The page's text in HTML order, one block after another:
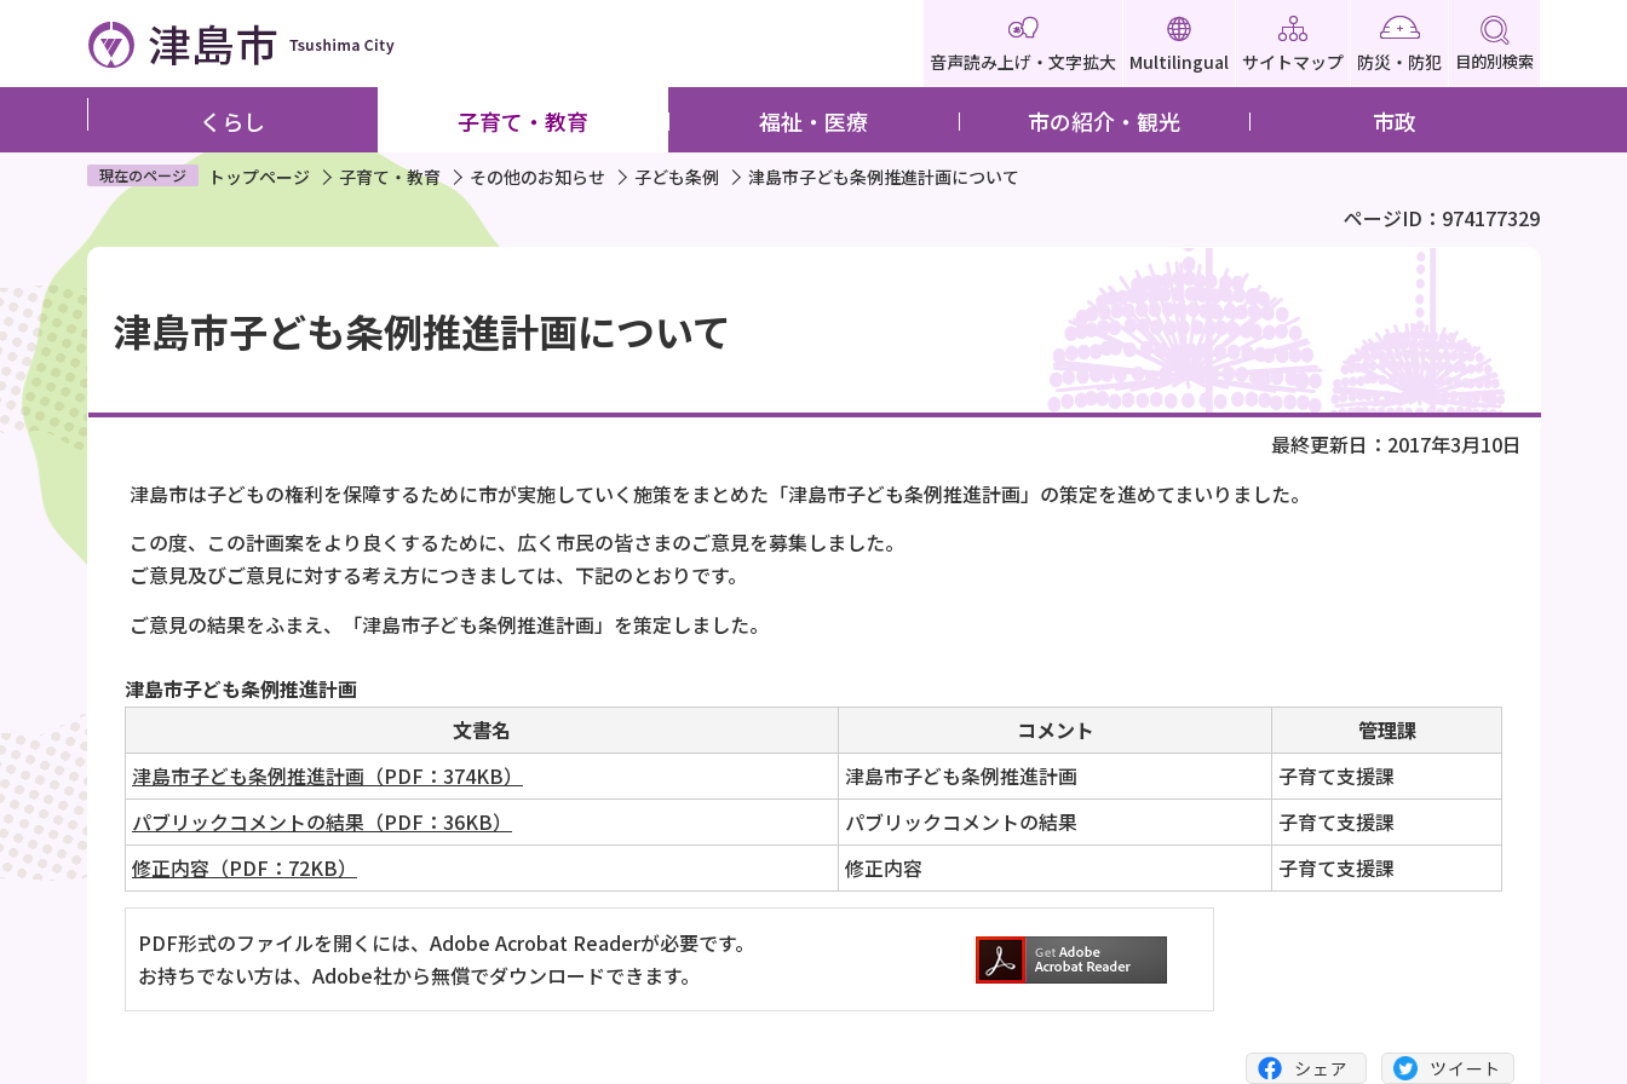
ペ
ジ
す
音声読み上げ・文字拡大 Multilingual サイトマップ 防災・防犯 目的別検索
くらし 子育て・教育 福祉・医療 市の紹介・観光 市政
現在のページ トップページ 子育て・教育 その他のお知らせ 子ども条例 津島市子ども条例推進計画について
ページID：974177329
文
こ
こ
か
ら
津島市子ども条例推進計画について
最終更新日：2017年3月10日
津島市は子どもの権利を保障するために市が実施していく施策をまとめた「津島市子ども条例推進計画」の策定を進めてまいりました。
この度、この計画案をより良くするために、広く市民の皆さまのご意見を募集しました。
ご意見及びご意見に対する考え方につきましては、下記のとおりです。
ご意見の結果をふまえ、「津島市子ども条例推進計画」を策定しました。
津島市子ども条例推進計画
文書名
コメント
管理課
津島市子ども条例推進計画（PDF：374KB）
津島市子ども条例推進計画
子育て支援課
パブリックコメントの結果（PDF：36KB）
パブリックコメントの結果
子育て支援課
修正内容（PDF：72KB）
修正内容 子育て支援課
PDF形式のファイルを開くには、Adobe Acrobat Readerが必要です。
お持ちでない方は、Adobe社から無償でダウンロードできます。